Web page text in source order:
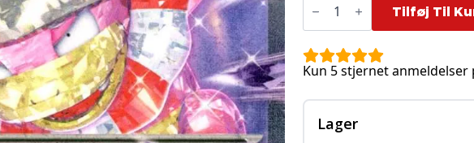
ex
086/193
antal
Tilføj Til
Kun 5 stjernet anmeldelser
Lager